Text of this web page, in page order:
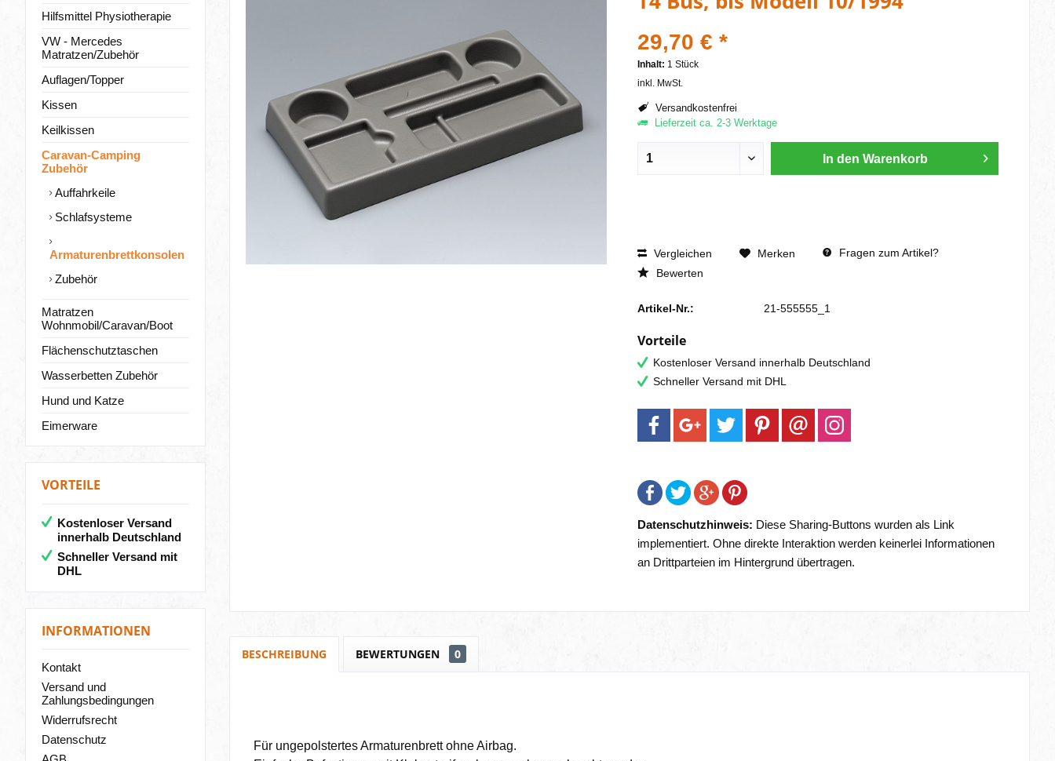
Hilfsmittel Physiotherapie
VW - Mercedes
Matratzen/Zubehör
Auflagen/Topper
Kissen
Keilkissen
Caravan-Camping
Zubehör
Auffahrkeile
Schlafsysteme
Armaturenbrettkonsolen
Zubehör
Matratzen
Wohnmobil/Caravan/Boot
Flächenschutztaschen
Wasserbetten Zubehör
Hund und Katze
Eimerware
VORTEILE
Kostenloser Versand
innerhalb Deutschland
Schneller Versand mit
DHL
INFORMATIONEN
Kontakt
Versand und
Zahlungsbedingungen
Widerrufsrecht
Datenschutz
29,70 € *
Inhalt: 1 Stück
inkl. MwSt.
Versandkostenfrei
Lieferzeit ca. 2-3 Werktage
In den Warenkorb
Vergleichen Merken
Fragen zum Artikel?
Bewerten
Artikel-Nr.: 21-555555_1
Vorteile
Kostenloser Versand innerhalb Deutschland
Schneller Versand mit DHL
Datenschutzhinweis: Diese Sharing-Buttons wurden als Link
implementiert. Ohne direkte Interaktion werden keinerlei Informationen
an Drittparteien im Hintergrund übertragen.
BESCHREIBUNG BEWERTUNGEN 0
Für ungepolstertes Armaturenbrett ohne Airbag.